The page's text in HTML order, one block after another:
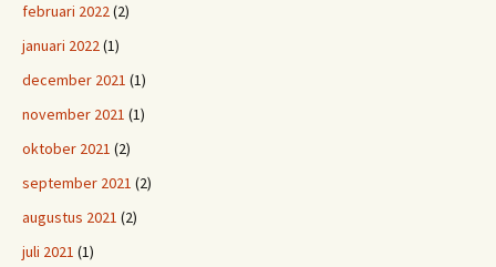
februari 2022(2)
januari 2022(1)
december 2021 (1)
november 2021 (1)
oktober 2021 (2)
september 2021 (2)
augustus 2021 (2)
juli 2021 (1)